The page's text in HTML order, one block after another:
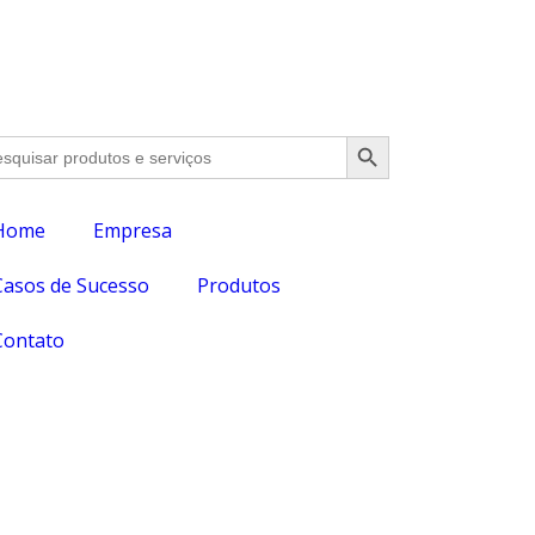
Search Button
Empresa
de Sucesso Produtos